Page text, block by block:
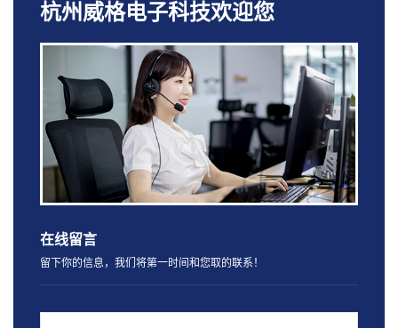
杭州威格电子科技欢迎您
在线留言
留下你的信息，我们将第一时间和您取的联系！